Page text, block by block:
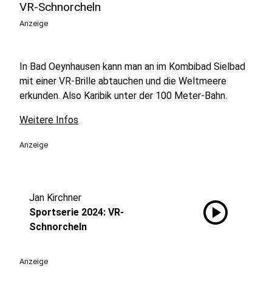
VR-Schnorcheln
Anzeige
In Bad Oeynhausen kann man an im Kombibad Sielbad
mit einer VR-Brille abtauchen und die Weltmeere
erkunden. Also Karibik unter der 100 Meter-Bahn.
Weitere Infos
Anzeige
Jan Kirchner
Sportserie 2024: VR-
Schnorcheln
play_circle
Anzeige